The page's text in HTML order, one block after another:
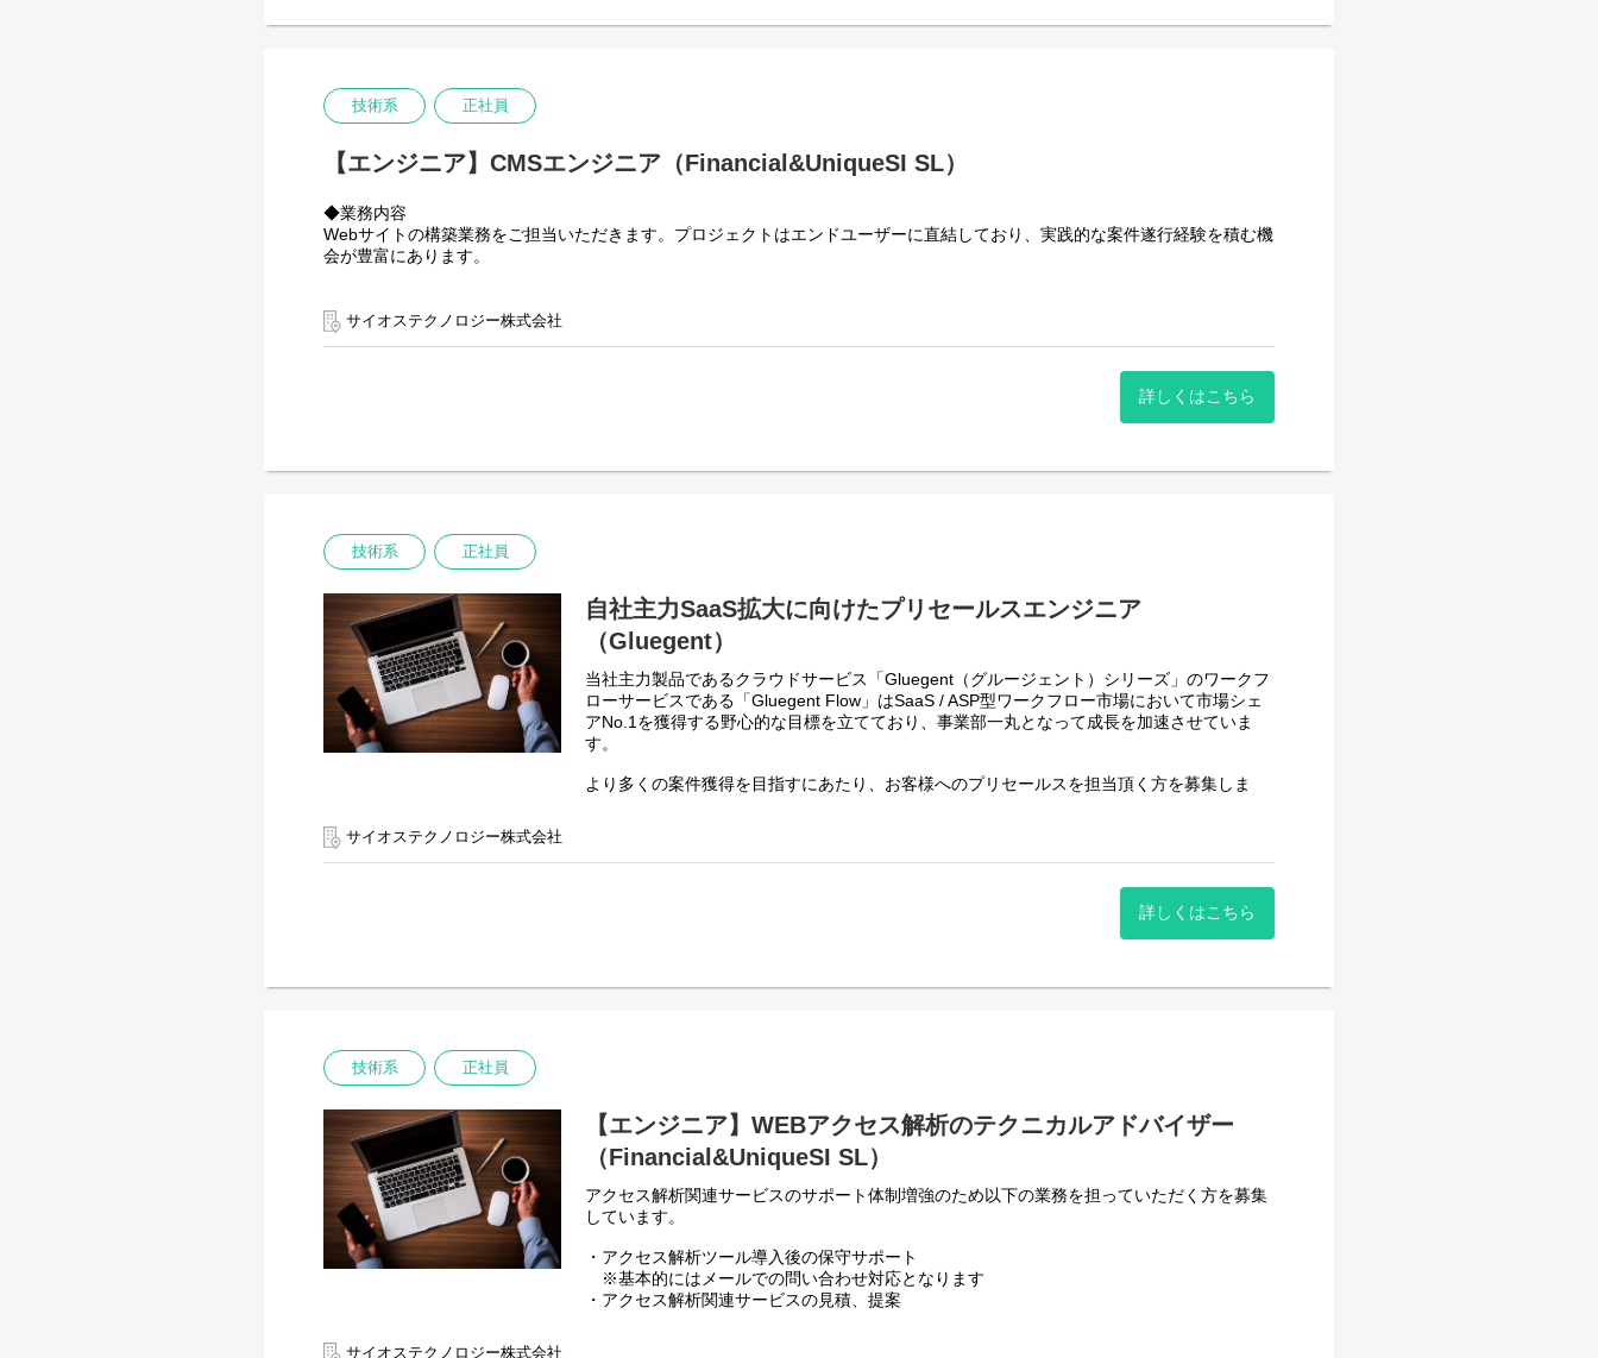
技術系 正社員
【エンジニア】CMSエンジニア（Financial&UniqueSI SL）
◆業務内容
Webサイトの構築業務をご担当いただきます。プロジェクトはエンドユーザーに直結しており、実践的な案件遂行経験を積む機
会が豊富にあります。
・CMSテンプレートの開発やCMSを駆使したWebサイトの構築
┗ツール:HTML/CSS/JavaScript、CMS、Adobe Photoshop ・Illustrator等
┗チーム:全体で6～7名(男女比50％ずつ、20代半ば～幅広く活躍中)
◎公益財団法人のサイト運用・構築業務全般
20サイト以上のCMSの保守運用業務、新規サイト構築・リニューアル、ページやポスター等のデザイン業務、アクセス解析、
メルマガ配信等
┗ツール:HTML/CSS/JavaScript、CMS、Adobe XD・Photoshop、Google Analytics、Synergy!等
┗チーム:全体で7名(ディレクター、デザイナー、エンジニア)
◎官公庁系特殊法人のCMS保守・構築業務
CMSの保守業務、問合せ対応、デザインリニューアル、機能改修作業等
┗ツール:HTML/CSS/JavaScript、CMS、Figma、Google Analytics等
┗チーム:全体で6～7名(ディレクター、デザイナー、エンジニア)
◆平均的なチーム構成
5名程度のチーム、開発手法がウォーターフォールアジャイルかはお客様次第となります。FUSL部内にデザインチームがあるた
・お客様にサイト構築の調整などをご提案する
セールスエンジニアのようなお仕事に挑戦することも可能なポジションです。
・フルスタックエンジニアを目指していただくことも可能です。
・開発したシステムが、無事カットオーバーし、お客様の新サービスがネットや
テレビなどに取り上げられることがあり、そういったときはモチベーションもあがります。
◆キャリアパスについて
先ずは、チームメンバーとして参画して頂き、スキルアップを目指していただくことになります。
経験とスキルを積んでいただいた後、プロジェクトを牽引し、プロジェクト全体の技術的な方向性を決定する役割を担っていた
だきます。ゆくゆくは品質を保証する重要な役割を担い、クライアントとのコミュニケーションや提案・見積もり作成等上流工
程に関わっていただくことが可能です。
サイオステクノロジー株式会社
詳しくはこちら
技術系 正社員
自社主力SaaS拡大に向けたプリセールスエンジニア
（Gluegent）
当社主力製品であるクラウドサービス「Gluegent（グルージェント）シリーズ」のワークフ
ローサービスである「Gluegent Flow」はSaaS / ASP型ワークフロー市場において市場シェ
アNo.1を獲得する野心的な目標を立てており、事業部一丸となって成長を加速させていま
す。
より多くの案件獲得を目指すにあたり、お客様へのプリセールスを担当頂く方を募集しま
担当営業とともにお客様のビジネス課題のヒアリング、ソリューション企画、デモの作
時にはお客様のシステム環境を俯瞰し、アーキテクチャ設計等までも検討頂きながら、案
▼Gluegent Flowについて
https://www.gluegent.com/service/flow/
＜業務詳細＞
・見込客への製品の機能詳細説明
えるメリットの提案
・WebAPIとの連携を視野に入れた最適なアーキテクチャの検討、設計
・見込客への、現状プロセスや詳細要件のヒアリング、提案書の作成と提案、製品デモ環境
サイオステクノロジー株式会社
詳しくはこちら
技術系 正社員
【エンジニア】WEBアクセス解析のテクニカルアドバイザー
（Financial&UniqueSI SL）
アクセス解析関連サービスのサポート体制増強のため以下の業務を担っていただく方を募集
しています。
・アクセス解析ツール導入後の保守サポート
※基本的にはメールでの問い合わせ対応となります
・アクセス解析関連サービスの見積、提案
サイオステクノロジー株式会社